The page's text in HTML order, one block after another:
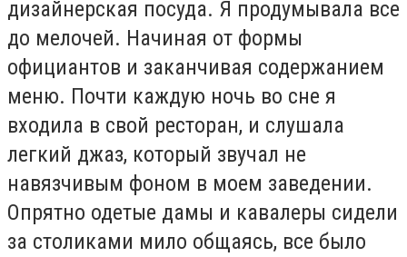
дизайнерская посуда. Я продумывала все
до мелочей. Начиная от формы
официантов и заканчивая содержанием
меню. Почти каждую ночь во сне я
входила в свой ресторан, и слушала
легкий джаз, который звучал не
навязчивым фоном в моем заведении.
Опрятно одетые дамы и кавалеры сидели
за столиками мило общаясь, все было